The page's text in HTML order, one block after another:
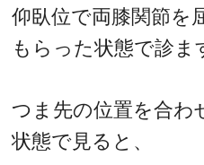
仰臥位で両膝関節を
もらった状態で診ま
つま先の位置を合わ
状態で見ると、